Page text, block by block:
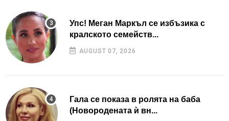
Упс! Меган Маркъл се избъзика с
кралското семейств...
AUGUST 07, 2026
Гала се показа в ролята на баба
(Новородената ѝ вн...